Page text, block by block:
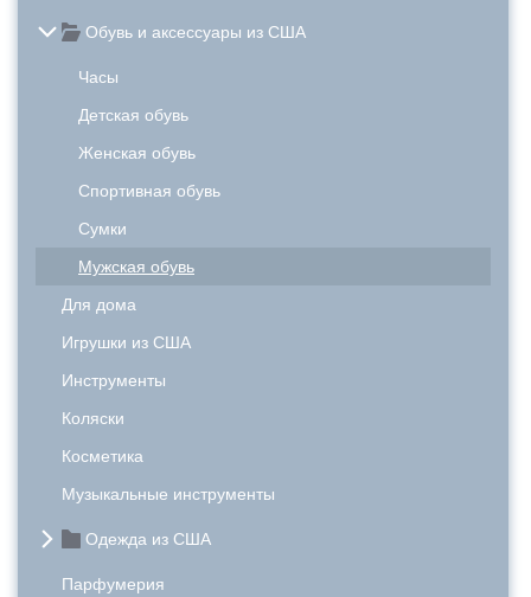
Обувь и аксессуары из США
Часы
Детская обувь
Женская обувь
Спортивная обувь
Сумки
Мужская обувь
Для дома
Игрушки из США
Инструменты
Коляски
Косметика
Музыкальные инструменты
Одежда из США
Парфумерия